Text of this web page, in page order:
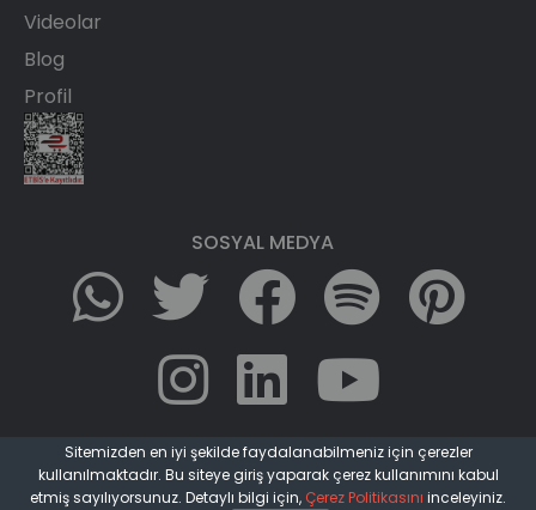
Videolar
Blog
Profil
SOSYAL MEDYA
Gizlilik Politikası K.V.K Politikası
Site Kullanım Sözleşmesi
Sitemizden en iyi şekilde faydalanabilmeniz için çerezler
kullanılmaktadır. Bu siteye giriş yaparak çerez kullanımını kabul
etmiş sayılıyorsunuz. Detaylı bilgi için, Çerez Politikasını inceleyiniz.